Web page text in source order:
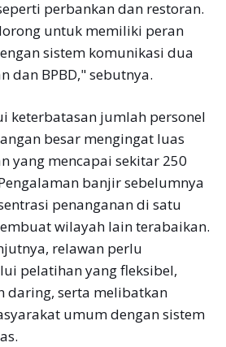
perbankan dan restoran.
untuk memiliki peran
sistem komunikasi dua
dan BPBD," sebutnya.
keterbatasan jumlah personel
besar mengingat luas
yang mencapai sekitar 250
banjir sebelumnya
penanganan di satu
wilayah lain terabaikan.
relawan perlu
pelatihan yang fleksibel,
daring, serta melibatkan
umum dengan sistem